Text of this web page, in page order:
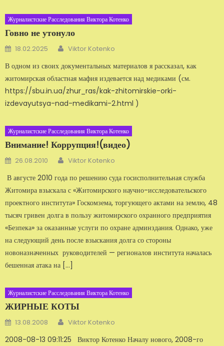
Журналистские Расследования Виктора Котенко
Говно не утонуло
Добавлено
18.02.2025 Автор
Viktor Kotenko
В одном из своих документальных материалов я рассказал, как
житомирская областная мафия издевается над медиками (см.
https://sbu.in.ua/zhur_ras/kak-zhitomirskie-orki-
izdevayutsya-nad-medikami-2.html )
Журналистские Расследования Виктора Котенко
Внимание! Коррупция!(видео)
Добавлено
26.08.2010 Автор
Viktor Kotenko
В августе 2010 года по решению суда госисполнительная служба
Житомира взыскала с «Житомирского научно-исследовательского
проектного института» Госкомзема, торгующего актами на землю, 48
тысяч гривен долга в пользу житомирского охранного предприятия
«Безпека» за оказанные услуги по охране админздания. Однако, уже
на следующий день после взыскания долга со стороны
новоназначенных руководителей — регионалов института началась
бешенная атака на […]
Журналистские Расследования Виктора Котенко
ЖИРНЫЕ КОТЫ
Добавлено
13.08.2008 Автор
Viktor Kotenko
2008-08-13 09:11:25 Виктор Котенко Началу нового, 2008-го